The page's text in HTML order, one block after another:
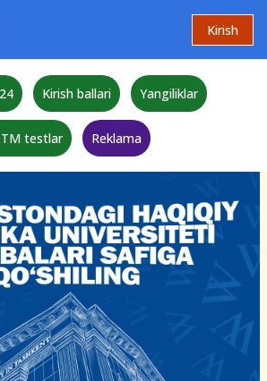
Kirish
Kirish ballari Yangiliklar
testlar Reklama